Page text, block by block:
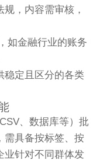
，内容需审核，
如金融行业的账务
稳定且区分的各类
、数据库等）批
需具备按标签、按
业针对不同群体发